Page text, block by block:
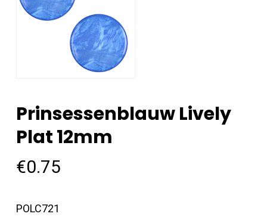
Prinsessenblauw Lively
Plat 12mm
€0.75
POLC721